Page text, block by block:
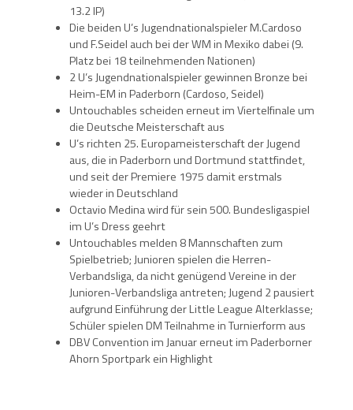
13.2 IP)
Die beiden U’s Jugendnationalspieler M.Cardoso
und F.Seidel auch bei der WM in Mexiko dabei (9.
Platz bei 18 teilnehmenden Nationen)
2 U’s Jugendnationalspieler gewinnen Bronze bei
Heim-EM in Paderborn (Cardoso, Seidel)
Untouchables scheiden erneut im Viertelfinale um
die Deutsche Meisterschaft aus
U’s richten 25. Europameisterschaft der Jugend
aus, die in Paderborn und Dortmund stattfindet,
und seit der Premiere 1975 damit erstmals
wieder in Deutschland
Octavio Medina wird für sein 500. Bundesligaspiel
im U’s Dress geehrt
Untouchables melden 8 Mannschaften zum
Spielbetrieb; Junioren spielen die Herren-
Verbandsliga, da nicht genügend Vereine in der
Junioren-Verbandsliga antreten; Jugend 2 pausiert
aufgrund Einführung der Little League Alterklasse;
Schüler spielen DM Teilnahme in Turnierform aus
DBV Convention im Januar erneut im Paderborner
Ahorn Sportpark ein Highlight